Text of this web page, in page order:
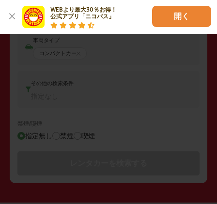
WEBより最大30％お得！
公式アプリ「ニコパス」
開く
2026年08月09日 (日) 17:00
車両タイプ
コンパクトカー
その他の検索条件
禁煙/喫煙
指定無し 禁煙 喫煙